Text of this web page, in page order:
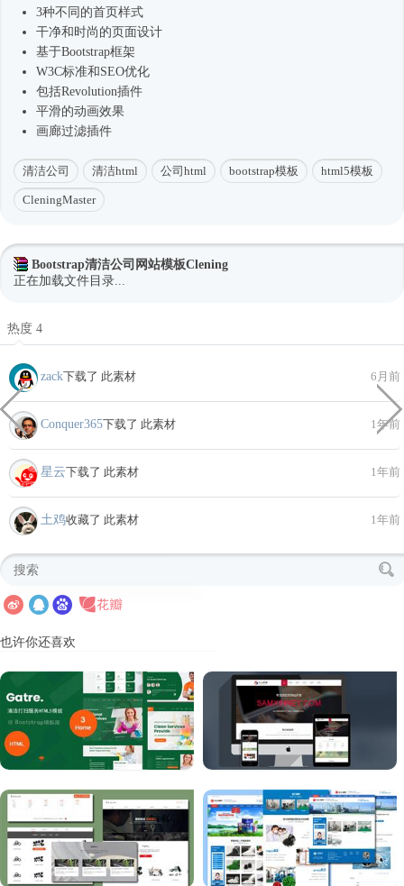
3种不同的首页样式
干净和 时尚 的页面设计
基于Bootstrap框架
W3C标准和SEO优化
包括Revolution插件
平滑的动画效果
画廊过滤插件
清洁公司 清洁html 公司html bootstrap模板 html5模板
CleningMaster
Bootstrap清洁公司网站模板Clening
正在加载文件目录...
热度 4
zack下载了 此素材 6月前
Conquer365下载了 此素材 1年前
星云下载了 此素材 1年前
土鸡收藏了 此素材 1年前
也许你还喜欢